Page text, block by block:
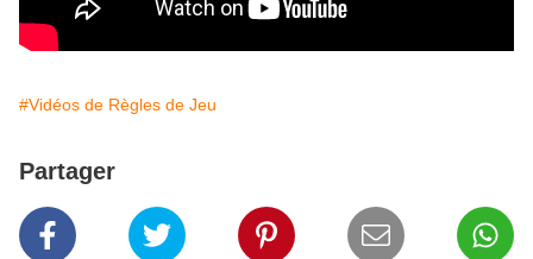
#Vidéos de Règles de Jeu
Partager